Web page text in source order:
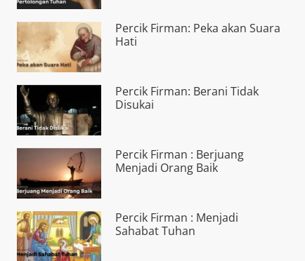
Percik Firman: Peka akan Suara
Hati
Percik Firman: Berani Tidak
Disukai
Percik Firman : Berjuang
Menjadi Orang Baik
Percik Firman : Menjadi
Sahabat Tuhan